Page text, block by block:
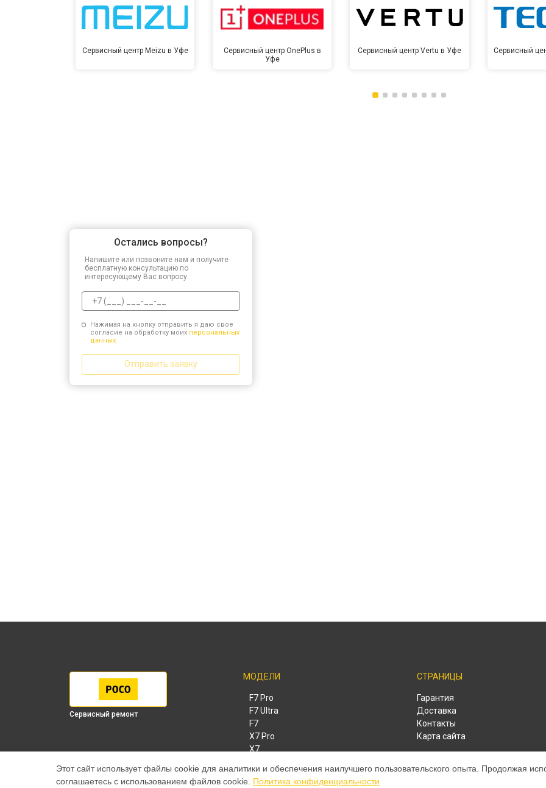
Сервисный центр Meizu в Уфе
Сервисный центр OnePlus в
Уфе
Сервисный центр Vertu в Уфе Сервисный
Остались вопросы?
Напишите или позвоните нам и получите
бесплатную консультацию по
интересующему Вас вопросу.
Нажимая на кнопку отправить я даю свое
согласие на обработку моих персональных
данных.
Отправить заявку
Сервисный ремонт
МОДЕЛИ
F7 Pro
F7 Ultra
F7
X7 Pro
X7
M8 Pro
СТРАНИЦЫ
Гарантия
Доставка
Контакты
Карта сайта
Этот сайт использует файлы cookie для аналитики и обеспечения наилучшего пользовательского опыта. Продолжая
соглашаетесь с использованием файлов cookie. Политика конфиденциальности